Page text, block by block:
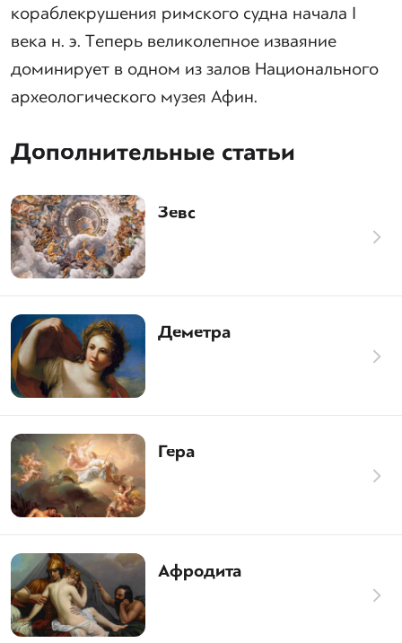
кораблекрушения римского судна начала I
века н. э. Теперь великолепное изваяние
доминирует в одном из залов Национального
археологического музея Афин.
Дополнительные статьи
Зевс
Деметра
Гера
Афродита